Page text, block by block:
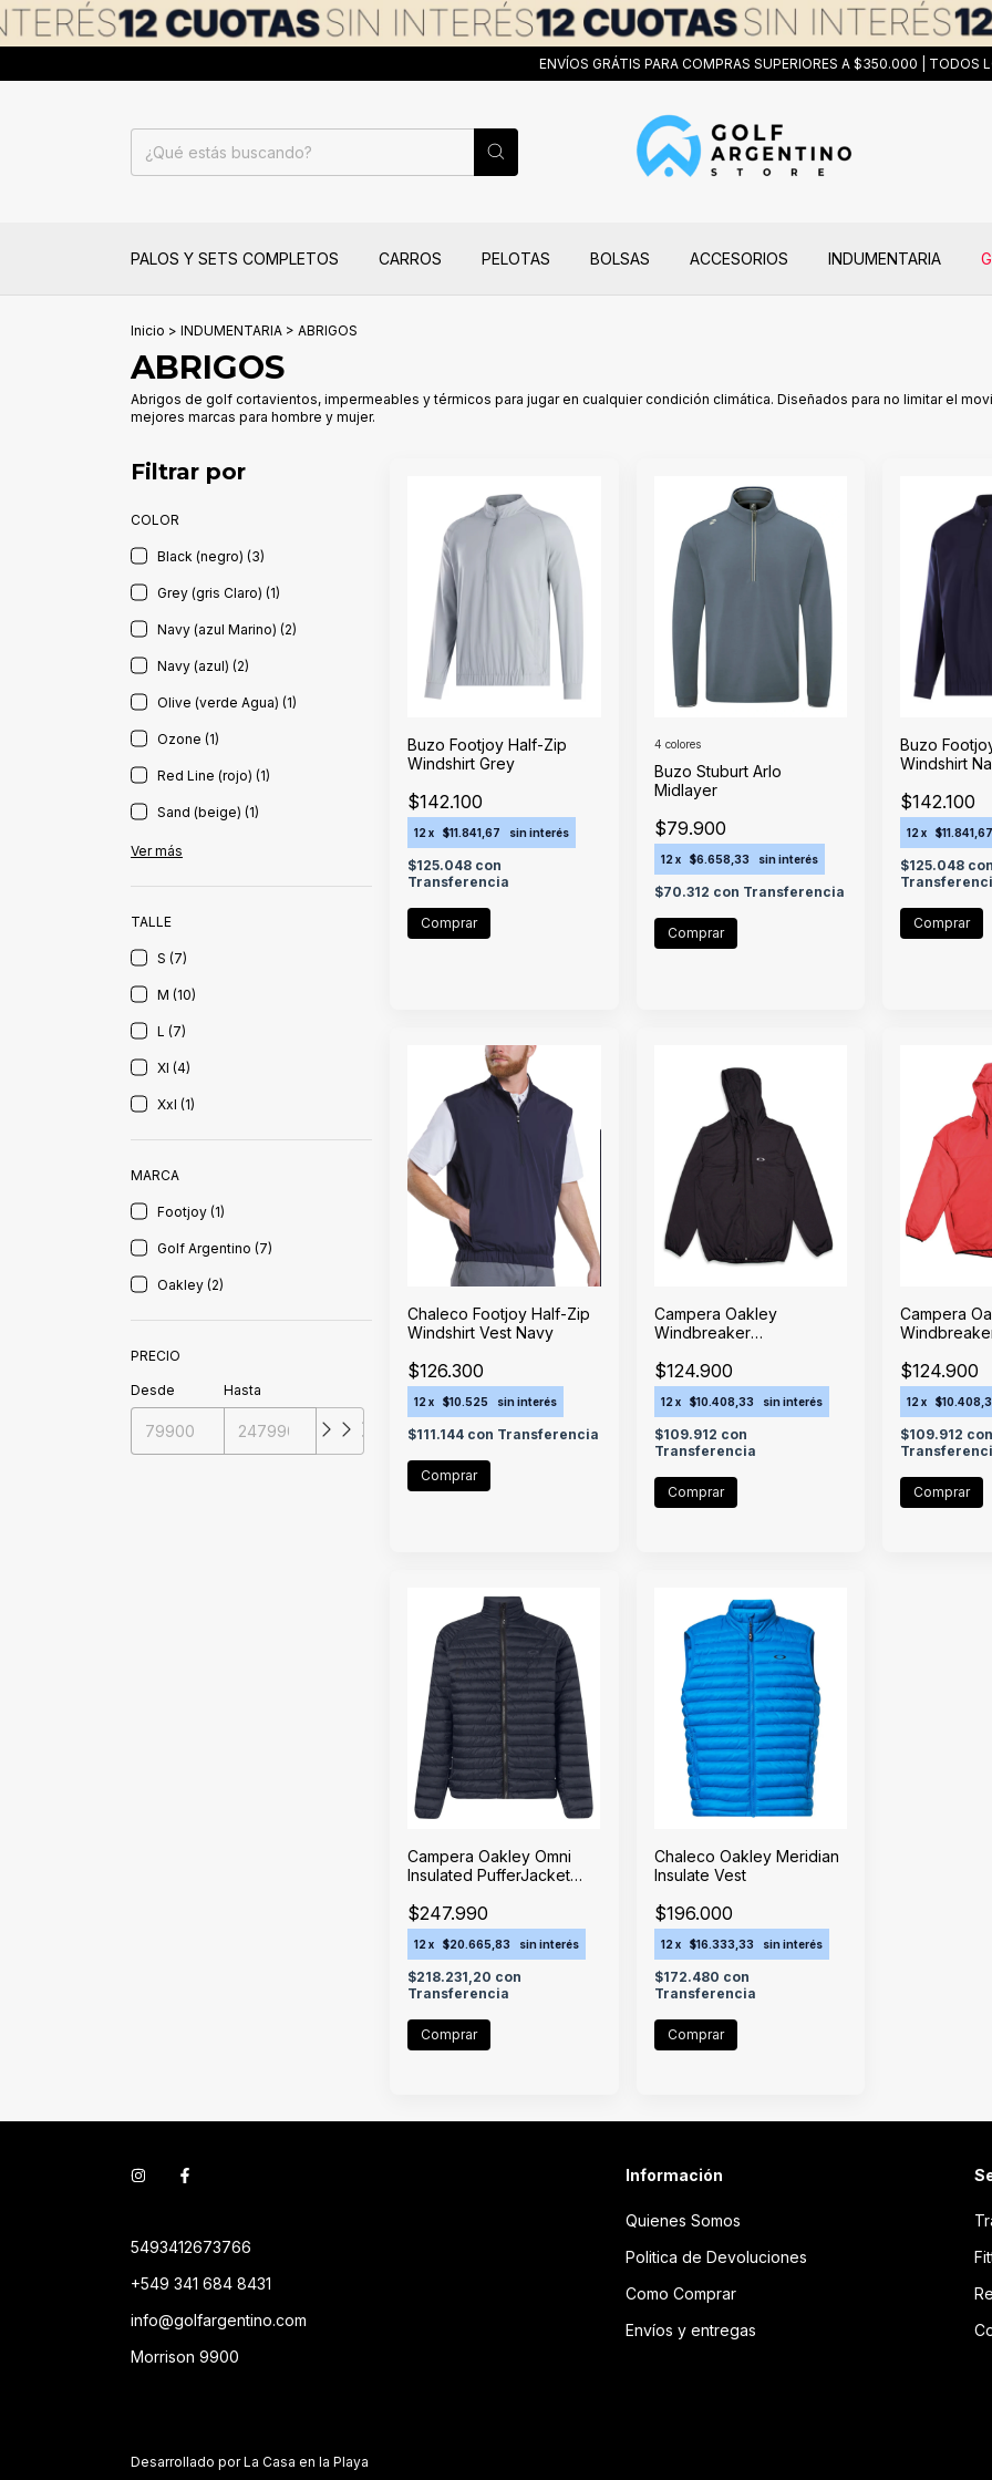
ENVÍOS GRÁTIS PARA COMPRAS SUPERIORES A $350.000 | TODOS
PALOS Y SETS COMPLETOS CARROS PELOTAS BOLSAS ACCESORIOS INDUMENTARIA
Inicio > INDUMENTARIA > ABRIGOS
ABRIGOS
Abrigos de golf cortavientos, impermeables y térmicos para jugar en cualquier condición climática. Diseñados para no limitar el
mejores marcas para hombre y mujer.
Filtrar por
COLOR
Black (negro) (3)
Grey (gris Claro) (1)
Navy (azul Marino) (2)
Navy (azul) (2)
Olive (verde Agua) (1)
Ozone (1)
Red Line (rojo) (1)
Sand (beige) (1)
Ver más
TALLE
S (7)
M (10)
L (7)
Xl (4)
Xxl (1)
MARCA
Footjoy (1)
Golf Argentino (7)
Oakley (2)
PRECIO
Desde Hasta
Buzo Footjoy Half-Zip
Windshirt Grey
$142.100
12 x $11.841,67 sin interés
$125.048 con
Transferencia
Comprar
Buzo Stuburt Arlo
Midlayer
$79.900
12 x $6.658,33 sin interés
$70.312 con Transferencia
4 colores
Comprar
Buzo
Windshirt
$142.100
12 x $11.841,67
$125.048 con
Comprar
Chaleco Footjoy Half-Zip
Windshirt Vest Navy
$126.300
12 x $10.525 sin interés
$111.144 con Transferencia
Comprar
Campera Oakley
Windbreaker
$124.900
12 x $10.408,33 sin interés
$109.912 con
Transferencia
Comprar
Campera
$124.900
12 x
$109.912 con
Comprar
Campera Oakley Omni
Insulated PufferJacket
$247.990
12 x $20.665,83 sin interés
$218.231,20 con
Transferencia
Comprar
Chaleco Oakley Meridian
Insulate Vest
$196.000
12 x $16.333,33 sin interés
$172.480 con
Transferencia
Comprar
5493412673766
+549 341 684 8431
info@golfargentino.com
Morrison 9900
Información
Quienes Somos
Politica de Devoluciones
Como Comprar
Envíos y entregas
Desarrollado por La Casa en la Playa